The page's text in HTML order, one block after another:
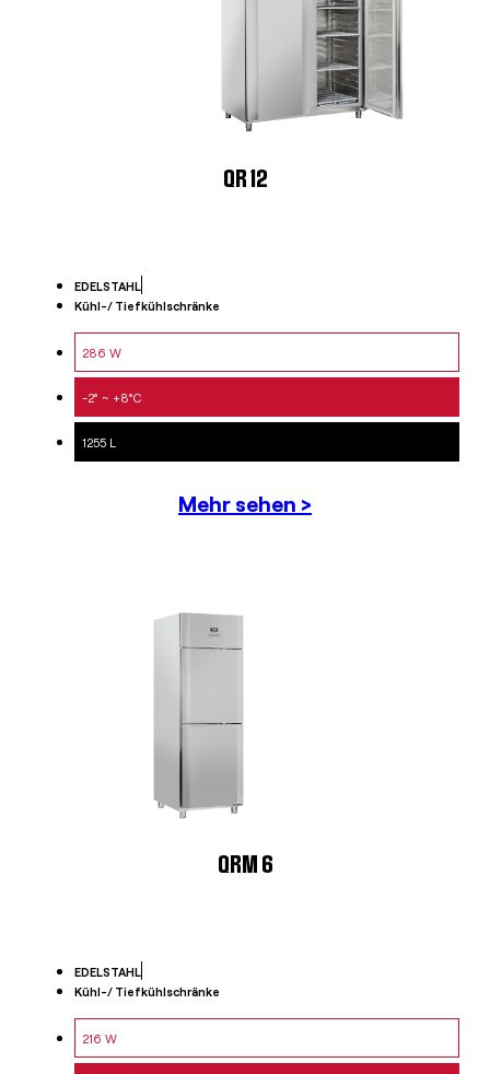
QR 12
EDELSTAHL
Kühl-/ Tiefkühlschränke
286 W
-2° ~ +8°C
1255 L
Mehr sehen >
QRM 6
EDELSTAHL
Kühl-/ Tiefkühlschränke
216 W